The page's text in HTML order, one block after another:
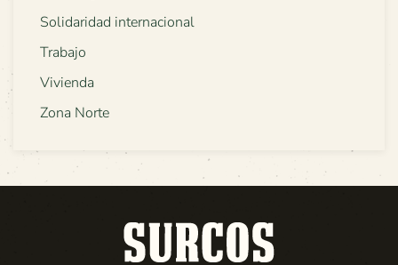
Solidaridad internacional
Trabajo
Vivienda
Zona Norte